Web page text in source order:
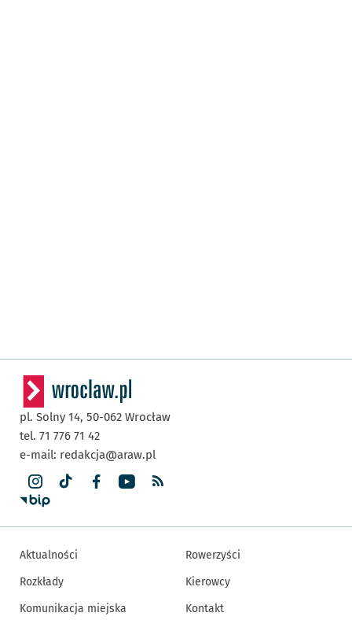
pl. Solny 14, 50-062 Wrocław
tel. 71 776 71 42
e-mail: redakcja@araw.pl
Aktualności
Rozkłady
Komunikacja miejska
Rowerzyści
Kierowcy
Kontakt